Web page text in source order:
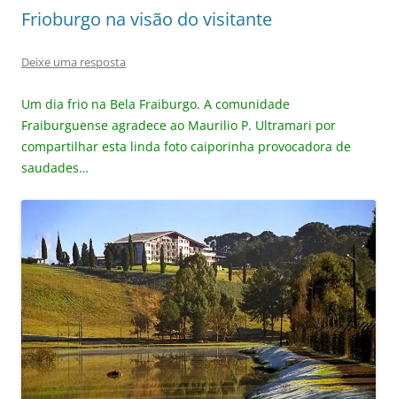
Frioburgo na visão do visitante
Deixe uma resposta
Um dia frio na Bela Fraiburgo. A comunidade
Fraiburguense agradece ao Maurilio P. Ultramari por
compartilhar esta linda foto caiporinha provocadora de
saudades…